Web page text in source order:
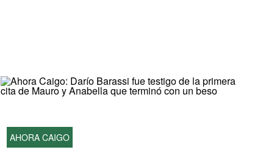
AHORA CAIGO